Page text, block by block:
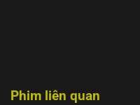
Phim liên quan